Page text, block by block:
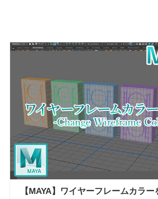
【MAYA】ワイヤーフレームカラー